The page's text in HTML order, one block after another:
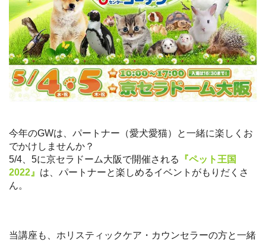
今年のGWは、パートナー（愛犬愛猫）と一緒に楽しくお
でかけしませんか？
5/4、5に京セラドーム大阪で開催される
『ペット王国
2022』 は、パートナーと楽しめるイベントがもりだくさ
ん。
当講座も、ホリスティックケア・カウンセラーの方と一緒